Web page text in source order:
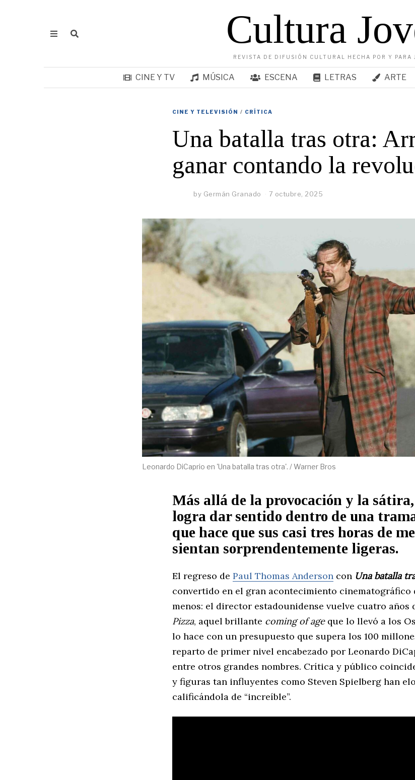
Cultura
REVISTA DE DIFUSIÓN CULTURAL HECHA POR Y PARA
CINE Y TV MÚSICA ESCENA LETRAS ARTE
CINE Y TELEVISIÓN / CRÍTICA
Una batalla tras otra:
ganar contando la
by Germán Granado 7 octubre, 2025
Leonardo DiCaprio en 'Una batalla tras otra'. / Warner Bros
Más allá de la provocación y la
logra dar sentido dentro de una
que hace que sus casi tres horas de
sientan sorprendentemente ligeras.
El regreso de Paul Thomas Anderson con Una batalla
convertido en el gran acontecimiento cinematográfico
menos: el director estadounidense vuelve cuatro años
Pizza, aquel brillante coming of ageque lo llevó a los
lo hace con un presupuesto que supera los 100
reparto de primer nivel encabezado por Leonardo
entre otros grandes nombres. Crítica y público
y figuras tan influyentes como Steven Spielberg han
calificándola de “increíble”.